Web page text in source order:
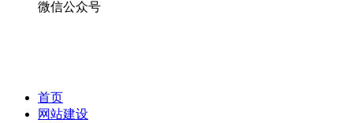
微信公众号
首页
网站建设